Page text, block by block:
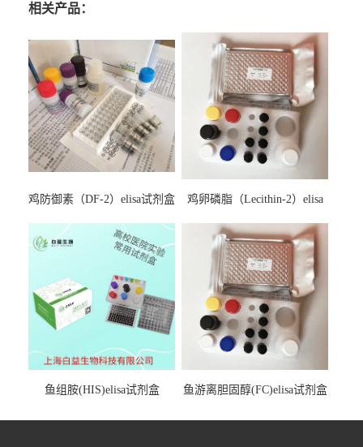
相关产品：
鸡防御素（DF-2）elisa试剂盒
鸡卵磷脂（Lecithin-2）elisa
鱼组胺(HIS)elisa试剂盒 鱼游离胆固醇(FC)elisa试剂盒